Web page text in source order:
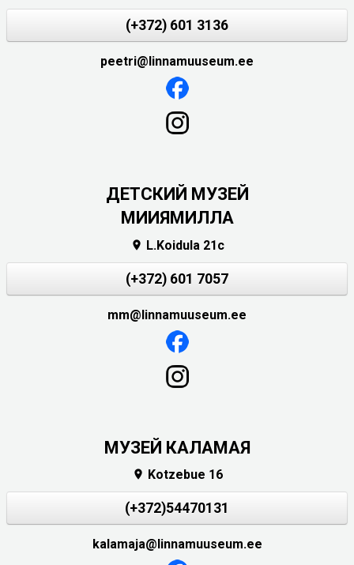
(+372) 601 3136
peetri@linnamuuseum.ee
ДЕТСКИЙ МУЗЕЙ
МИИЯМИЛЛА
 L.Koidula 21c
(+372) 601 7057
mm@linnamuuseum.ee
МУЗЕЙ КАЛАМАЯ
 Kotzebue 16
(+372)54470131
kalamaja@linnamuuseum.ee